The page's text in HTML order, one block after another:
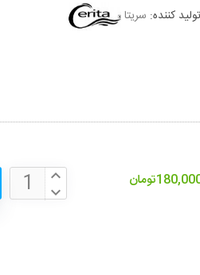
تولید کننده: سریتا
تومان